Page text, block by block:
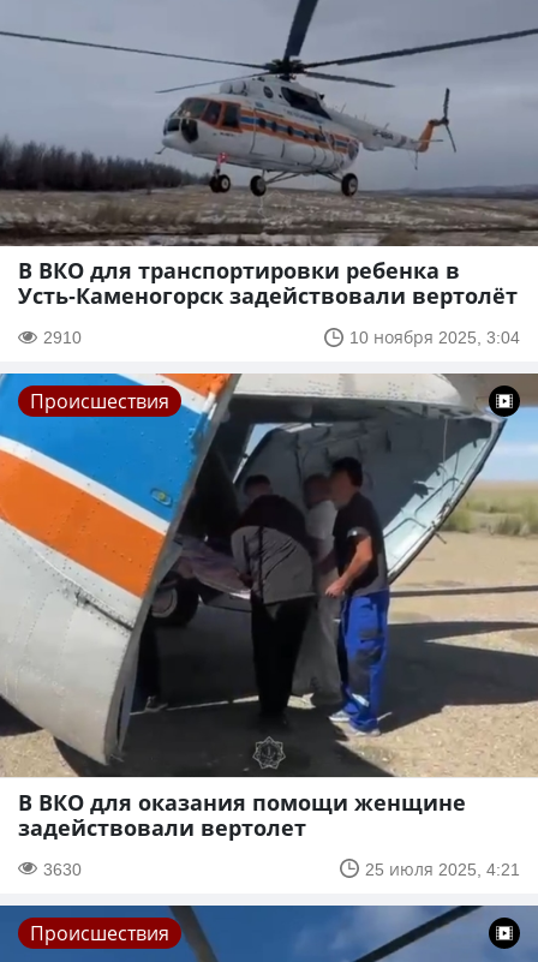
В ВКО для транспортировки ребенка в
Усть-Каменогорск задействовали вертолёт
2910 10 ноября 2025, 3:04
Происшествия
В ВКО для оказания помощи женщине
задействовали вертолет
3630 25 июля 2025, 4:21
Происшествия